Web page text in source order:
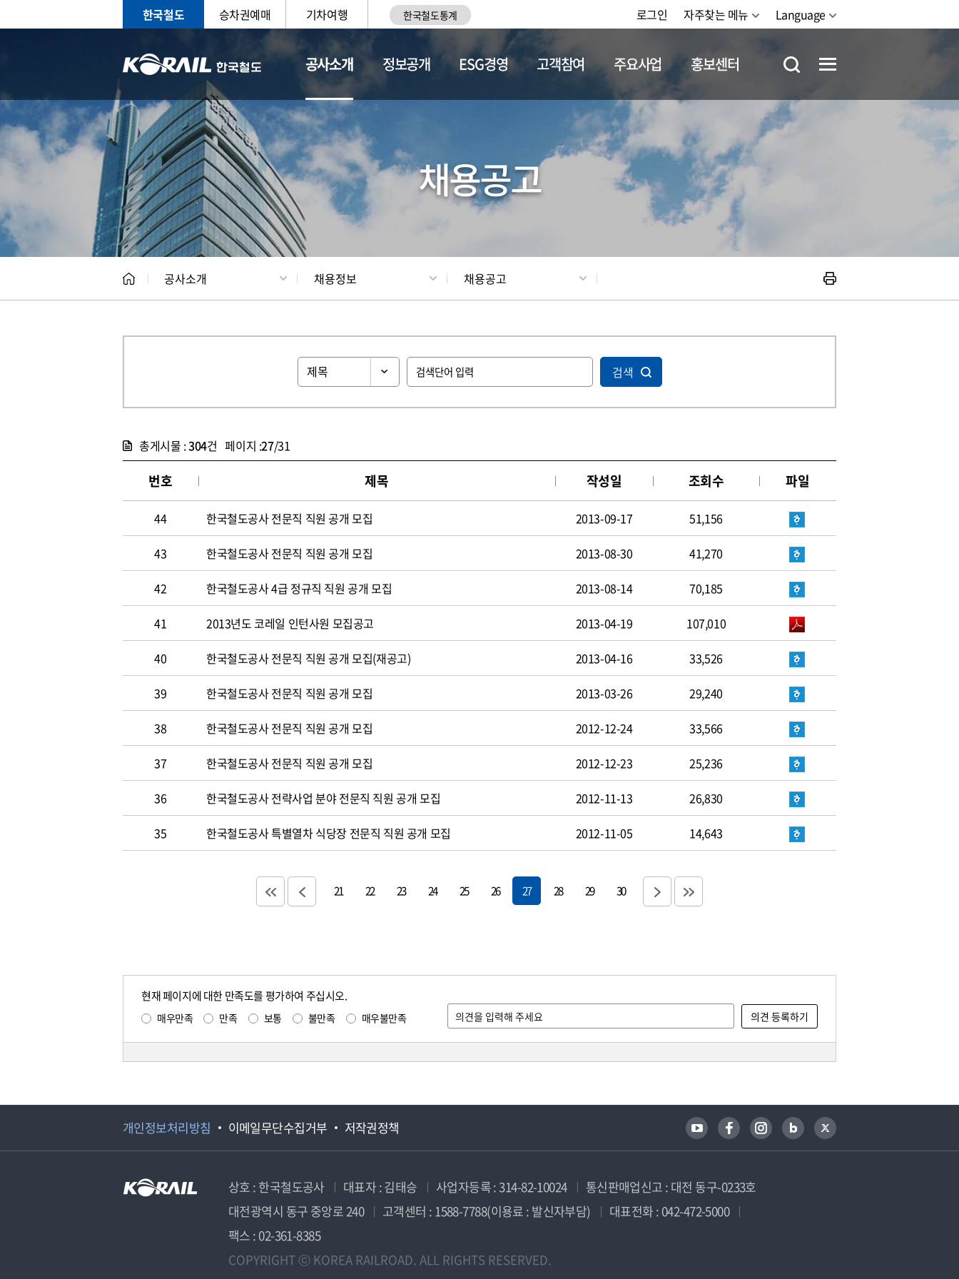
한국철도 승차권예매 기차여행 한국철도통계 로그인 자주찾는 메뉴 Language
공사소개
CEO 일반현황 채용정보
정보공개 ESG경영 고객참여 주요사업 홍보센터
채용공고
공사소개 채용정보 채용공고
검색
총게시물 :304건 페이지 :27/31
번호 제목 작성일 조회수 파일
44 한국철도공사 전문직 직원 공개 모집 2013-09-17 51,156
43 한국철도공사 전문직 직원 공개 모집 2013-08-30 41,270
42 한국철도공사 4급 정규직 직원 공개 모집 2013-08-14 70,185
41 2013년도 코레일 인턴사원 모집공고 2013-04-19 107,010
40 한국철도공사 전문직 직원 공개 모집(재공고) 2013-04-16 33,526
39 한국철도공사 전문직 직원 공개 모집 2013-03-26 29,240
38 한국철도공사 전문직 직원 공개 모집 2012-12-24 33,566
37 한국철도공사 전문직 직원 공개 모집 2012-12-23 25,236
36 한국철도공사 전략사업 분야 전문직 직원 공개 모집 2012-11-13 26,830
35 한국철도공사 특별열차 식당장 전문직 직원 공개 모집 2012-11-05 14,643
21 22 23 24 25 26 27 28 29 30
현재 페이지에 대한 만족도를 평가하여 주십시오.
매우만족 만족 보통 불만족 매우불만족
개인정보처리방침 이메일무단수집거부 저작권정책
상호 : 한국철도공사 대표자 : 김태승 사업자등록 : 314-82-10024
통신판매업신고 : 대전 동구-0233호
대전광역시 동구 중앙로 240
고객센터 : 1588-7788(이용료 : 발신자부담)
대표전화 : 042-472-5000
팩스 : 02-361-8385
COPYRIGHT ⓒ KOREA RAILROAD. ALL RIGHTS RESERVED.